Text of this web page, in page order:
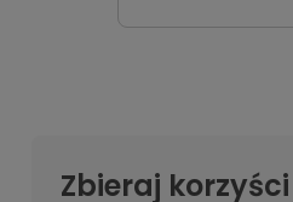
Zbieraj korzyści